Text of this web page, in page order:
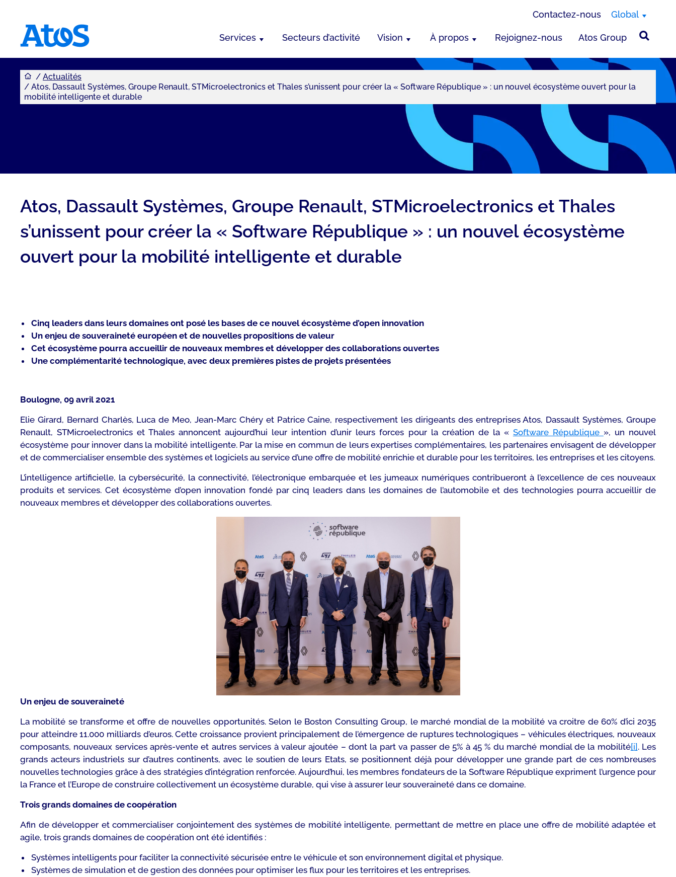
Contactez-nous Global
Services Secteurs d’activité Vision À propos Rejoignez-nous Atos Group
Vous êtes ici
Actualités
Atos, Dassault Systèmes, Groupe Renault, STMicroelectronics et Thales s’unissent pour créer la « Software République » : un nouvel écosystème ouvert pour la
mobilité intelligente et durable
Atos, Dassault Systèmes, Groupe Renault, STMicroelectronics et Thales
s’unissent pour créer la « Software République » : un nouvel écosystème
ouvert pour la mobilité intelligente et durable
Cinq leaders dans leurs domaines ont posé les bases de ce nouvel écosystème d’open innovation
Un enjeu de souveraineté européen et de nouvelles propositions de valeur
Cet écosystème pourra accueillir de nouveaux membres et développer des collaborations ouvertes
Une complémentarité technologique, avec deux premières pistes de projets présentées
Boulogne, 09 avril 2021
Elie Girard, Bernard Charlès, Luca de Meo, Jean-Marc Chéry et Patrice Caine, respectivement les dirigeants des entreprises Atos, Dassault Systèmes, Groupe
Renault, STMicroelectronics et Thales annoncent aujourd’hui leur intention d’unir leurs forces pour la création de la « Software République », un nouvel
écosystème pour innover dans la mobilité intelligente. Par la mise en commun de leurs expertises complémentaires, les partenaires envisagent de développer
et de commercialiser ensemble des systèmes et logiciels au service d’une offre de mobilité enrichie et durable pour les territoires, les entreprises et les citoyens.
L’intelligence artificielle, la cybersécurité, la connectivité, l’électronique embarquée et les jumeaux numériques contribueront à l’excellence de ces nouveaux
produits et services. Cet écosystème d’open innovation fondé par cinq leaders dans les domaines de l’automobile et des technologies pourra accueillir de
nouveaux membres et développer des collaborations ouvertes.
Un enjeu de souveraineté
La mobilité se transforme et offre de nouvelles opportunités. Selon le Boston Consulting Group, le marché mondial de la mobilité va croitre de 60% d’ici 2035
pour atteindre 11.000 milliards d’euros. Cette croissance provient principalement de l’émergence de ruptures technologiques – véhicules électriques, nouveaux
composants, nouveaux services après-vente et autres services à valeur ajoutée – dont la part va passer de 5% à 45 % du marché mondial de la mobilité[i] . Les
grands acteurs industriels sur d’autres continents, avec le soutien de leurs Etats, se positionnent déjà pour développer une grande part de ces nombreuses
nouvelles technologies grâce à des stratégies d’intégration renforcée. Aujourd’hui, les membres fondateurs de la Software République expriment l’urgence pour
la France et l’Europe de construire collectivement un écosystème durable, qui vise à assurer leur souveraineté dans ce domaine.
Trois grands domaines de coopération
Afin de développer et commercialiser conjointement des systèmes de mobilité intelligente, permettant de mettre en place une offre de mobilité adaptée et
agile, trois grands domaines de coopération ont été identifiés :
Systèmes intelligents pour faciliter la connectivité sécurisée entre le véhicule et son environnement digital et physique.
Systèmes de simulation et de gestion des données pour optimiser les flux pour les territoires et les entreprises.